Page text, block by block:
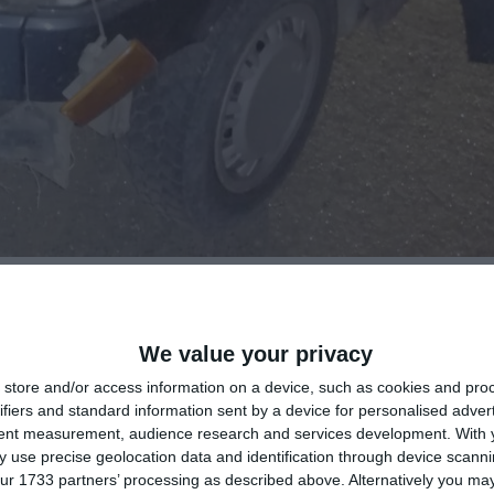
We value your privacy
store and/or access information on a device, such as cookies and
and standard information sent by a device for personalised
measurement, audience research and services development. With
use precise geolocation data and identification through device
1733 partners’ processing as described above. Alternatively you
4 ani, în apropiere de localitatea Ostrov din
Constanța!
din culpă se numește Acatrinei Ionuț, iar în sarcina
au reținut că la data de 08.08.2022, în jurul orei 21:36,